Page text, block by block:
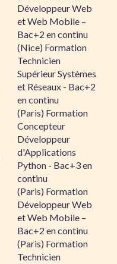
Développeur Web
et Web Mobile –
Bac+2 en continu
(Nice) Formation
Technicien
Supérieur Systèmes
et Réseaux - Bac+2
en continu
(Paris) Formation
Concepteur
Développeur
d'Applications
Python - Bac+3 en
continu
(Paris) Formation
Développeur Web
et Web Mobile –
Bac+2 en continu
(Paris) Formation
Technicien